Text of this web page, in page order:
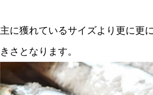
主に獲れているサイズより更に更
きさとなります。